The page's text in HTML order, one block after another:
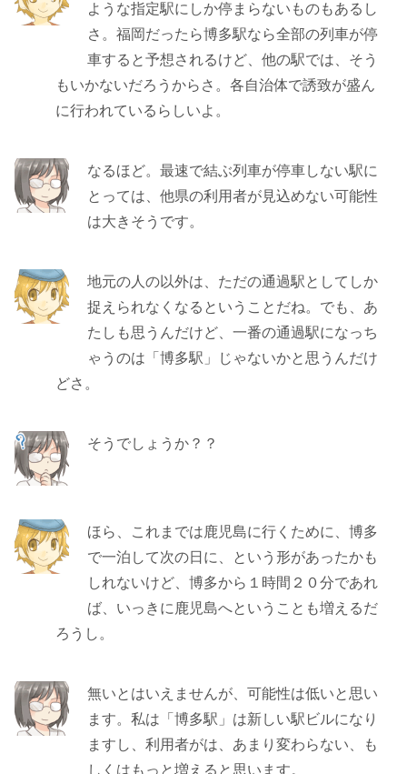
ような指定駅にしか停まらないものもあるし
さ。福岡だったら博多駅なら全部の列車が停
車すると予想されるけど、他の駅では、そう
もいかないだろうからさ。各自治体で誘致が盛ん
に行われているらしいよ。
なるほど。最速で結ぶ列車が停車しない駅に
とっては、他県の利用者が見込めない可能性
は大きそうです。
地元の人の以外は、ただの通過駅としてしか
捉えられなくなるということだね。でも、あ
たしも思うんだけど、一番の通過駅になっち
ゃうのは「博多駅」じゃないかと思うんだけ
どさ。
そうでしょうか？？
ほら、これまでは鹿児島に行くために、博多
で一泊して次の日に、という形があったかも
しれないけど、博多から１時間２０分であれ
ば、いっきに鹿児島へということも増えるだ
ろうし。
無いとはいえませんが、可能性は低いと思い
ます。私は「博多駅」は新しい駅ビルになり
ますし、利用者がは、あまり変わらない、も
しくはもっと増えると思います。